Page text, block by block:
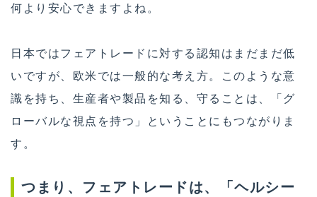
何より安心できますよね。
日本ではフェアトレードに対する認知はまだまだ低
いですが、欧米では一般的な考え方。このような意
識を持ち、生産者や製品を知る、守ることは、「グ
ローバルな視点を持つ」ということにもつながりま
す。
つまり、フェアトレードは、「ヘルシー